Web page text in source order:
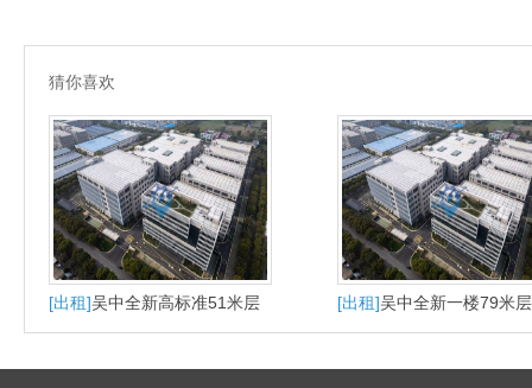
猜你喜欢
[出租]吴中全新高标准51米层
高出租
[出租]吴中全新一楼79米
厂房出租